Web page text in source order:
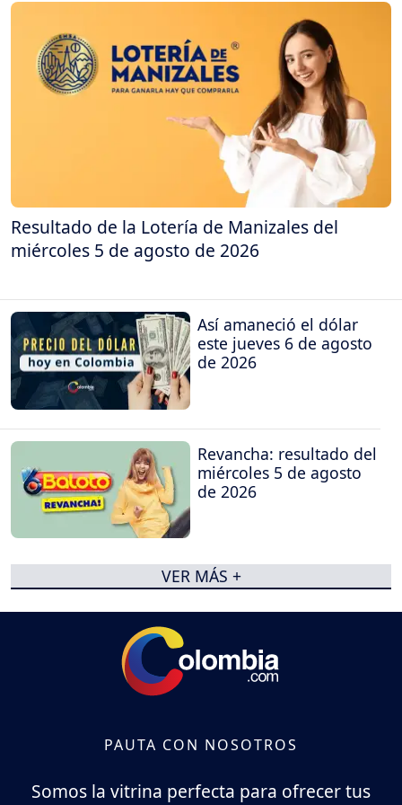
Resultado de la Lotería de Manizales del
miércoles 5 de agosto de 2026
Así amaneció el dólar
este jueves 6 de agosto
de 2026
Revancha: resultado del
miércoles 5 de agosto
de 2026
VER MÁS +
PAUTA CON NOSOTROS
Somos la vitrina perfecta para ofrecer tus